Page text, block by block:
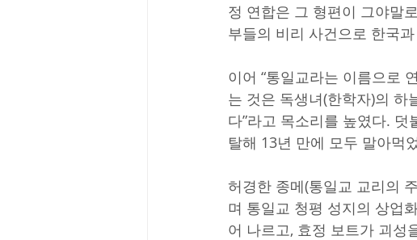
정 연합은 그 형편이 그야말
부들의 비리 사건으로 한국
이어 “통일교라는 이름으로
는 것은 독생녀(한학자)의 하
다”라고 목소리를 높였다.
탈해 13년 만에 모두 말아먹
허경한 종메(통일교 교리의
며 통일교 청평 성지의 상업
어 나르고, 효정 보트가 괴성